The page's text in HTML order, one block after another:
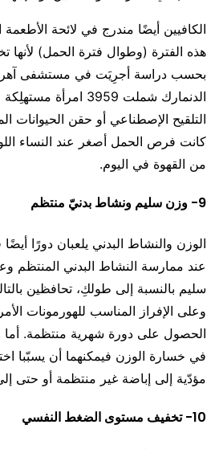
الكافيين أيضًا مندرج في لائحة
هذه الفترة (وطوال فترة الحمل)
بحسب دراسة أجرِيَت في مستشفى
الدنمارك شملت 3959
التلقيح الإصطناعي أو حقن الحيوانات
من القهوة في اليوم.
9- وزن سليم ونشاط بدنيّ منتظم
الوزن والنشاط البدني يلعبان دورًا
عند ممارسة النشاط البدني المنتظم
سليم بالنسبة إلى طولكِ، تحافظين
وعلى الإفراز المناسب للهورمونات
الحصول على دورة شهرية منتظمة. أما
في خسارة الوزن فيمكنهما أن يسبّبا
مؤدّية إلى إباضة غير منتظمة أو حتى
10- تخفيف مستوى الضغط النفسي